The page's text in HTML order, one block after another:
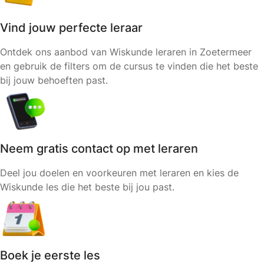
Vind jouw perfecte leraar
Ontdek ons aanbod van Wiskunde leraren in Zoetermeer
en gebruik de filters om de cursus te vinden die het beste
bij jouw behoeften past.
Neem gratis contact op met leraren
Deel jou doelen en voorkeuren met leraren en kies de
Wiskunde les die het beste bij jou past.
Boek je eerste les